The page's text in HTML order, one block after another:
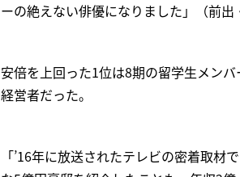
ーの絶えない俳優になりました」（前出
安倍を上回った1位は8期の留学生メン
経営者だった。
「’16年に放送されたテレビの密着取